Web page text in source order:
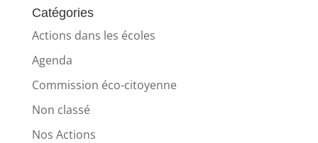
Catégories
Actions dans les écoles
Agenda
Commission éco-citoyenne
Non classé
Nos Actions